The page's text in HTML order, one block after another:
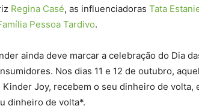
Regina Casé, as influenciadoras Tata
Pessoa Tardivo.
ainda deve marcar a celebração do Dia
Nos dias 11 e 12 de outubro,
Kinder Joy, recebem o seu dinheiro de volta,
dinheiro de volta*.